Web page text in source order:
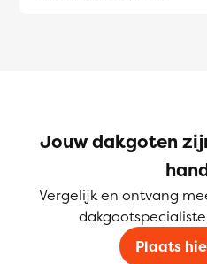
Jouw dakgoten
Vergelijk en ontvang
Plaats